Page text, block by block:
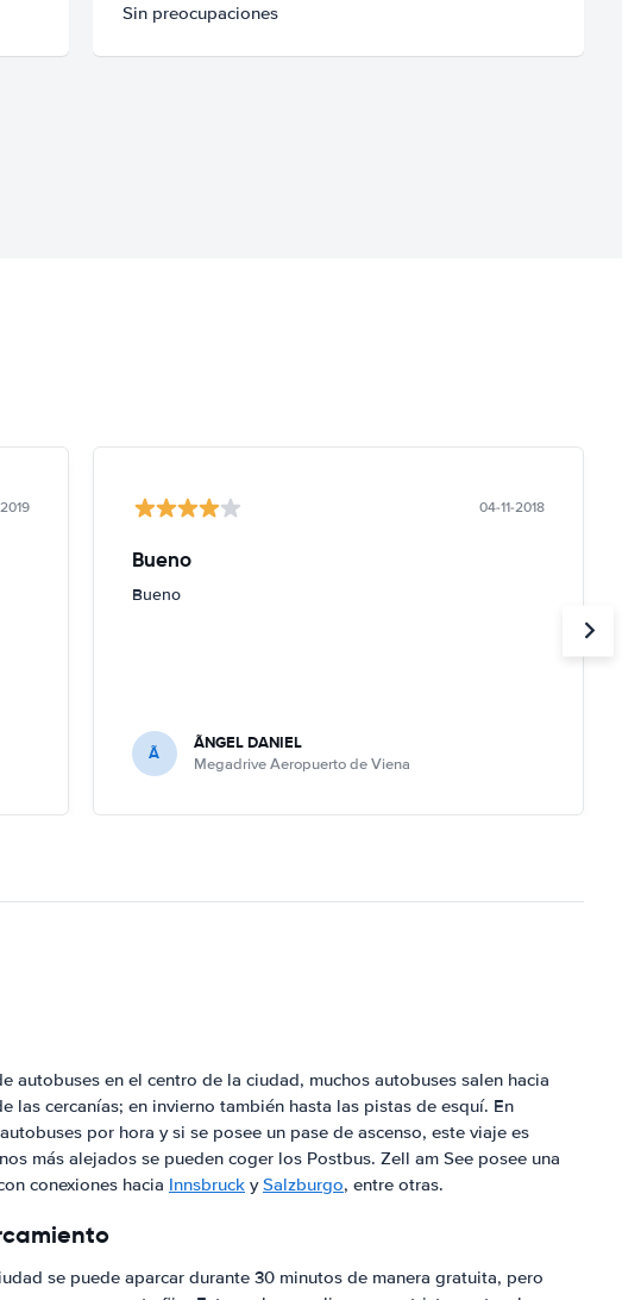
Sin preocupaciones
04-11-2018
Bueno
Bueno
Ã ÃNGEL DANIEL
Megadrive Aeropuerto de Viena
autobuses en el centro de la ciudad, muchos autobuses salen hacia
las cercanías; en invierno también hasta las pistas de esquí. En
por hora y si se posee un pase de ascenso, este viaje es
más alejados se pueden coger los Postbus. Zell am See posee una
conexiones hacia Innsbruck ySalzburgo, entre otras.
se puede aparcar durante 30 minutos de manera gratuita, pero